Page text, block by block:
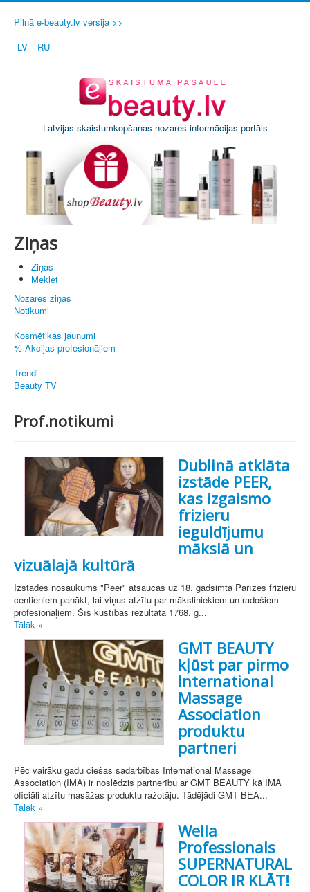
Pilnā e-beauty.lv versija >>
LV
RU
Latvijas skaistumkopšanas nozares informācijas portāls
Ziņas
Ziņas
Meklēt
Nozares ziņas
Notikumi
Kosmētikas jaunumi
% Akcijas profesionāļiem
Trendi
Beauty TV
Prof.notikumi
Dublinā atklāta
izstāde PEER,
kas izgaismo
frizieru
ieguldījumu
mākslā un
vizuālajā kultūrā
Izstādes nosaukums "Peer" atsaucas uz 18. gadsimta Parīzes frizieru
centieniem panākt, lai viņus atzītu par māksliniekiem un radošiem
profesionāļiem. Šīs kustības rezultātā 1768. g...
Tālāk »
GMT BEAUTY
kļūst par pirmo
International
Massage
Association
produktu
partneri
Pēc vairāku gadu ciešas sadarbības International Massage
Association (IMA) ir noslēdzis partnerību ar GMT BEAUTY kā IMA
oficiāli atzītu masāžas produktu ražotāju. Tādējādi GMT BEA...
Tālāk »
Wella
Professionals
SUPERNATURAL
COLOR IR KLĀT!